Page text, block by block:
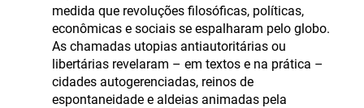
medida que revoluções filosóficas, políticas,
econômicas e sociais se espalharam pelo globo.
As chamadas utopias antiautoritárias ou
libertárias revelaram – em textos e na prática –
cidades autogerenciadas, reinos de
espontaneidade e aldeias animadas pela